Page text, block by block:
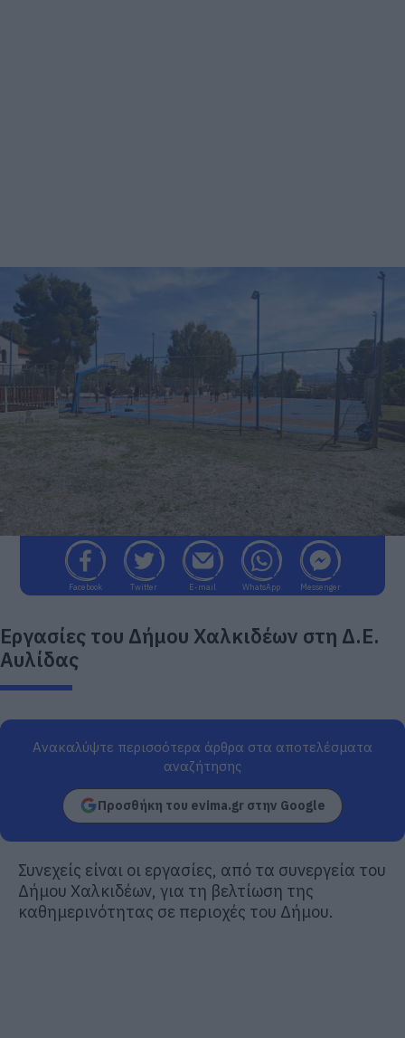
Facebook Twitter E-mail WhatsApp Messenger
Εργασίες του Δήμου Χαλκιδέων στη Δ.Ε.
Αυλίδας
Ανακαλύψτε περισσότερα άρθρα στα αποτελέσματα
αναζήτησης
Προσθήκη του evima.gr στην Google
Συνεχείς είναι οι εργασίες, από τα συνεργεία του
Δήμου Χαλκιδέων, για τη βελτίωση της
καθημερινότητας σε περιοχές του Δήμου.